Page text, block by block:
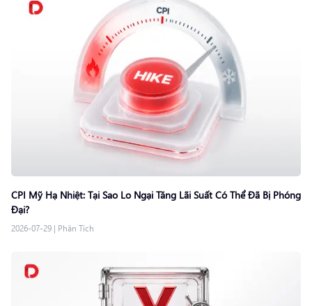
CPI Mỹ Hạ Nhiệt: Tại Sao Lo Ngại Tăng Lãi Suất Có Thể Đã Bị Phóng
Đại?
2026-07-29 | Phân Tích